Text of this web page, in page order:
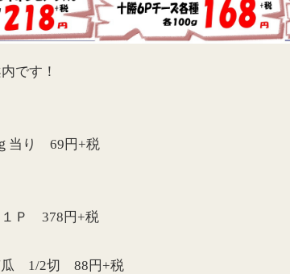
です！
当り 69円+税
Ｐ 378円+税
瓜 1/2切 88円+税